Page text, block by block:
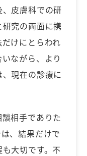
皮膚科での研
究の両面に携
けにとらわれ
ながら、より
現在の診療に
相手でありた
、結果だけで
大切です。不